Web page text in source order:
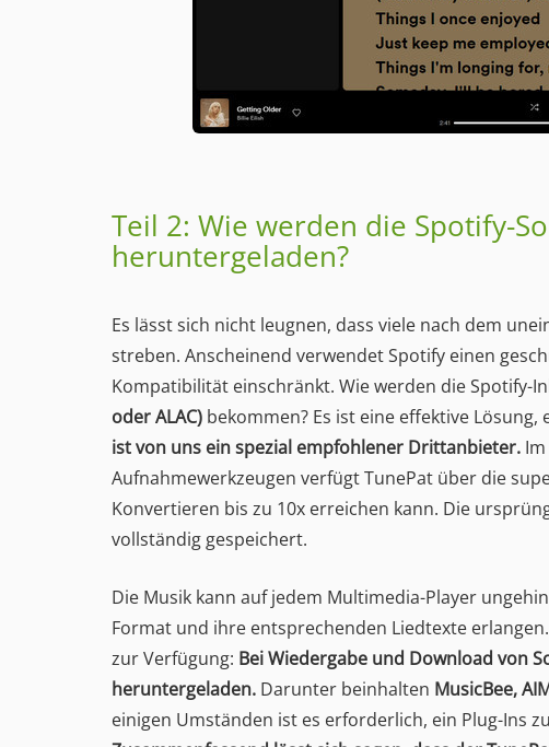
Teil 2: Wie werden die Spotify-
heruntergeladen?
Es lässt sich nicht leugnen, dass viele nach dem
streben. Anscheinend verwendet Spotify einen
Kompatibilität einschränkt. Wie werden die Spotify-
oder ALAC) bekommen? Es ist eine effektive
ist von uns ein spezial empfohlener Drittanbieter.
Aufnahmewerkzeugen verfügt TunePat über die
Konvertieren bis zu 10x erreichen kann. Die
vollständig gespeichert.
Die Musik kann auf jedem Multimedia-Player
Format und ihre entsprechenden Liedtexte
zur Verfügung: Bei Wiedergabe und Download von
heruntergeladen. Darunter beinhalten MusicBee,
einigen Umständen ist es erforderlich, ein Plug-Ins